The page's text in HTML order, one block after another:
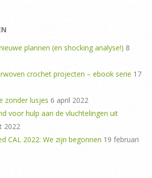
plannen (en shocking analyse!) 8
crochet projecten – ebook serie 17
zonder lusjes 6 april 2022
voor hulp aan de vluchtelingen uit
2022
CAL 2022: We zijn begonnen 19 februari